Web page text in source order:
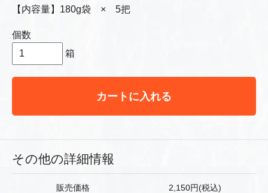
【内容量】180g袋 × 5把
個数
箱
カートに入れる
その他の詳細情報
販売価格 2,150円(税込)